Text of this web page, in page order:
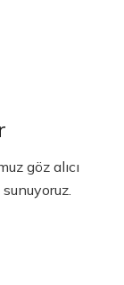
göz alıcı